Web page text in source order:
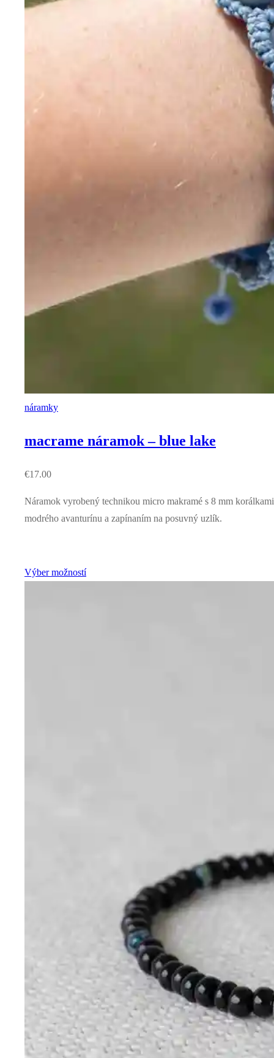
náramky
macrame náramok – blue lake
€17.00
Náramok vyrobený technikou micro makramé s 8 mm korálkami
modrého avanturínu a zapínaním na posuvný uzlík.
Výber možností